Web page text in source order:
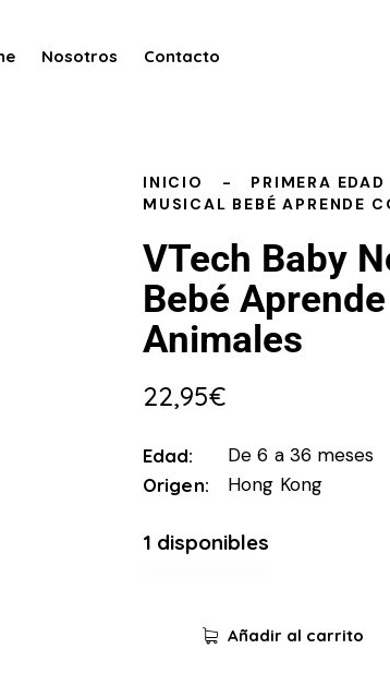
Nosotros Contacto
INICIO PRIMERA EDAD
MUSICAL BEBÉ APRENDE
VTech Baby
Bebé
Animales
22,95€
Edad De 6 a 36 meses
Origen Hong Kong
1 disponibles
Añadir al carrito